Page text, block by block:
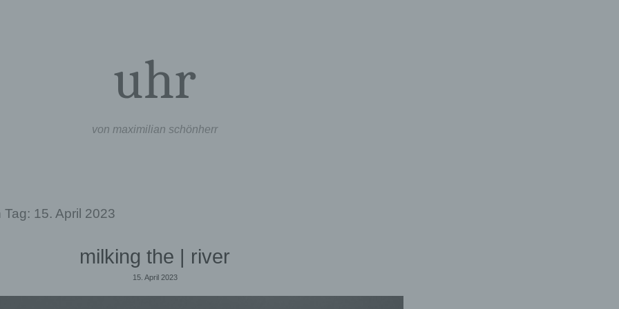
uhr
von maximilian schönherr
Tag: 15. April 2023
milking the | river
15. April 2023